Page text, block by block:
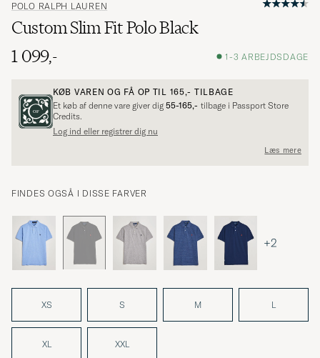
POLO RALPH LAUREN
Custom Slim Fit Polo Black
1 099,-
1-3 ARBEJDSDAGE
KØB VAREN OG FÅ OP TIL 165,- TILBAGE
Et køb af denne vare giver dig 55-165,- tilbage i Passport Store
Credits.
Log ind eller registrer dig nu
Læs mere
FINDES OGSÅ I DISSE FARVER
+2
XS S M L
XL XXL